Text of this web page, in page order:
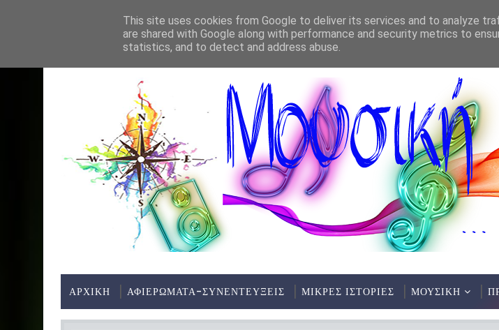
About Contact
ΤΕΛΕΥΤΑΊΑ ΝΈΑ:
ΑΡΧΙΚΗ ΑΦΙΕΡΩΜΑΤΑ-ΣΥΝΕΝΤΕΥΞΕΙΣ ΜΙΚΡΕΣ ΙΣΤΟΡΙΕΣ ΜΟΥΣΙΚΗ
This site uses cookies from Google to deliver its services and to analyze
are shared with Google along with performance and security metrics to
statistics, and to detect and address abuse.